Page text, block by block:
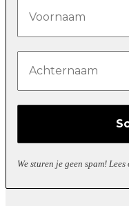
We sturen je geen spam! Lees